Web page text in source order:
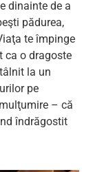
dinainte de a
pădurea,
te împinge
ca o dragoste
la un
pe
– că
îndrăgostit